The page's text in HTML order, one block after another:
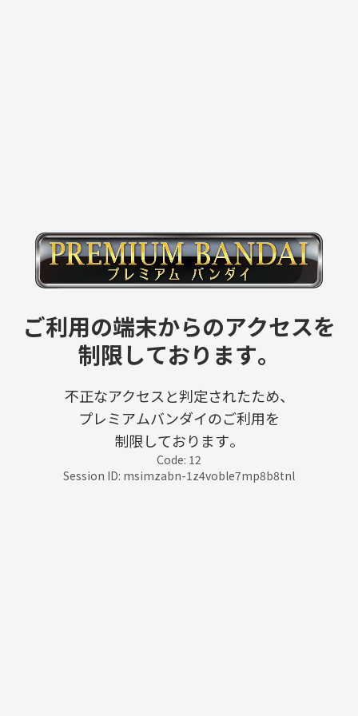
ご利用の端末からのアクセスを
制限しております。
不正なアクセスと判定されたため、
プレミアムバンダイのご利用を
制限しております。
Code: 12
Session ID: msimzabn-1z4voble7mp8b8tnl